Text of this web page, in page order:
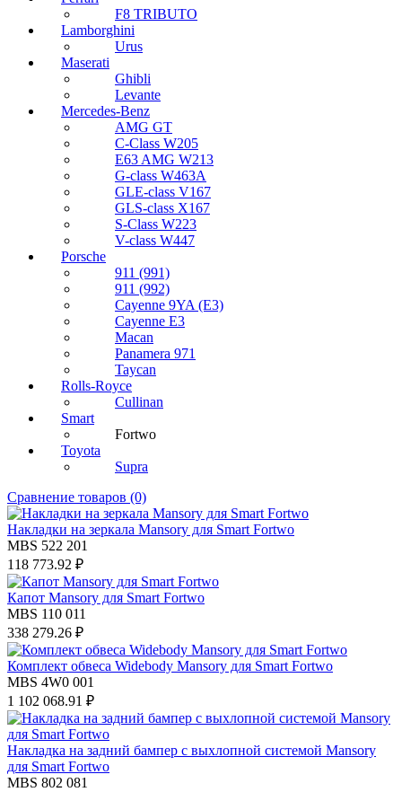
F8 TRIBUTO
Lamborghini
Urus
Maserati
Ghibli
Levante
Mercedes-Benz
AMG GT
C-Class W205
E63 AMG W213
G-class W463A
GLE-class V167
GLS-class X167
S-Class W223
V-class W447
Porsche
911 (991)
911 (992)
Cayenne 9YA (E3)
Cayenne E3
Macan
Panamera 971
Taycan
Rolls-Royce
Cullinan
Smart
Fortwo
Toyota
Supra
Сравнение товаров (0)
Накладки на зеркала Mansory для Smart Fortwo
MBS 522 201
118 773.92 ₽
Капот Mansory для Smart Fortwo
MBS 110 011
338 279.26 ₽
Комплект обвеса Widebody Mansory для Smart Fortwo
MBS 4W0 001
1 102 068.91 ₽
Накладка на задний бампер с выхлопной системой Mansory
для Smart Fortwo
MBS 802 081